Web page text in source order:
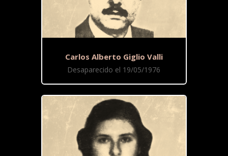
Carlos Alberto Giglio Valli
Desaparecido el 19/05/1976